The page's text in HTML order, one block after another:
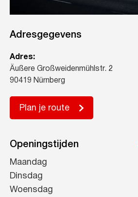
Adresgegevens
Adres:
Äußere Großweidenmühlstr. 2
90419 Nürnberg
Plan je route
Openingstijden
Maandag
Dinsdag
Woensdag